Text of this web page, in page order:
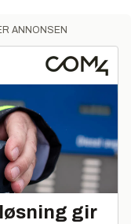
ANNONSEN
gir